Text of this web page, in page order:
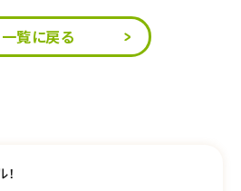
一覧に戻る